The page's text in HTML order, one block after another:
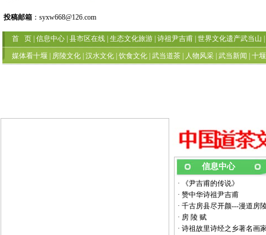
投稿邮箱 ： syxw668@126.com
首 页 信息中心 县市区在线 生态文化旅游 诗祖尹吉甫 世界文化遗产武当山
媒体看十堰 房陵文化 汉水文化 饮食文化 武当道茶 人物风采 武当新闻 十
信息中心
· 《尹吉甫的传说》
· 赞中华诗祖尹吉甫
· 千古房县尽开颜---漫道房
· 房 陵 赋
· 诗祖故里诗经之乡著名画